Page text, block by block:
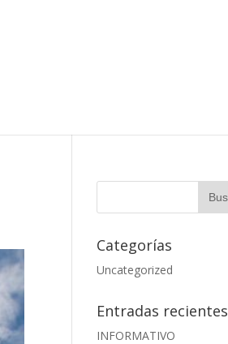
Categorías
Uncategorized
Entradas recientes
INFORMATIVO